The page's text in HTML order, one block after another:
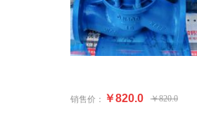
销售价： ￥820.0 ￥820.0